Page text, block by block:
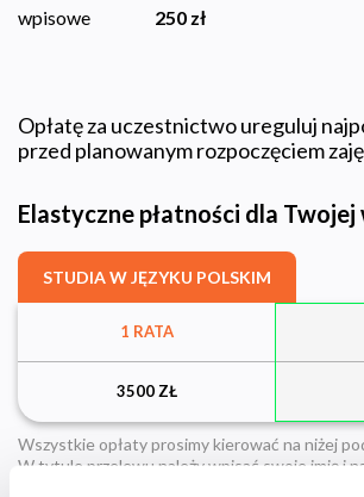
wpisowe 250 zł
Opłatę za uczestnictwo ureguluj najp
przed planowanym rozpoczęciem
Elastyczne płatności dla
STUDIA W JĘZYKU POLSKIM
1 RATA
3500 ZŁ
Wszystkie opłaty prosimy kierować na niżej
W tytule przelewu należy wpisać swoje imię i